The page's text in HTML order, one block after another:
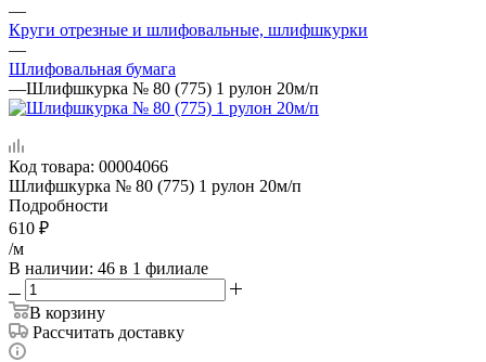
—
Круги отрезные и шлифовальные, шлифшкурки
—
Шлифовальная бумага
—Шлифшкурка № 80 (775) 1 рулон 20м/п
Код товара: 00004066
Шлифшкурка № 80 (775) 1 рулон 20м/п
Подробности
610 ₽
/м
В наличии: 46 в 1 филиале
В корзину
Рассчитать доставку